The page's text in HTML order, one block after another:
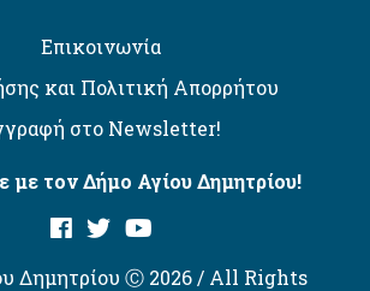
Επικοινωνία
και Πολιτική Απορρήτου
στο Newsletter!
με τον Δήμο Αγίου Δημητρίου!
Δημητρίου Ⓒ 2026 / All Rights